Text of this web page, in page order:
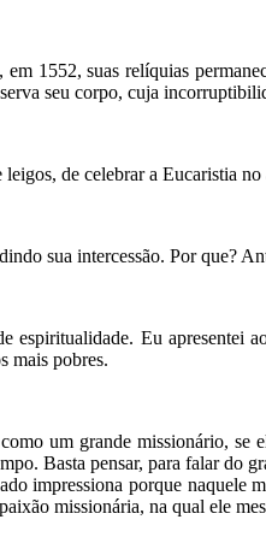
1552, suas relíquias
seu corpo, cuja
de celebrar a Eucaristia
sua intercessão. Por que?
espiritualidade. Eu
mais pobres.
um grande missionário, se
Basta pensar, para falar
impressiona porque
missionária, na qual ele